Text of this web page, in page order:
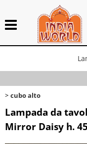
Categoria: Lampade
cubo alto
Lampada da
Mirror Daisy h.